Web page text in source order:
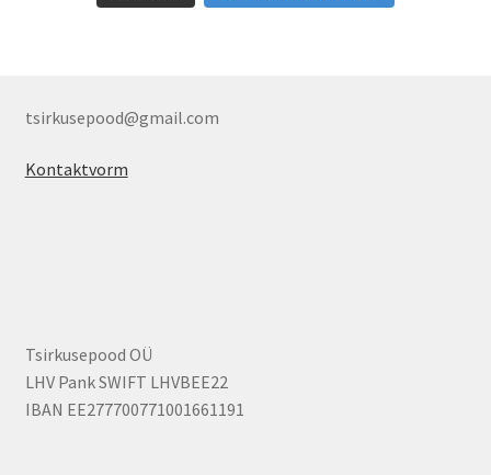
tsirkusepood@gmail.com
Kontaktvorm
Tsirkusepood OÜ
LHV Pank SWIFT LHVBEE22
IBAN EE277700771001661191